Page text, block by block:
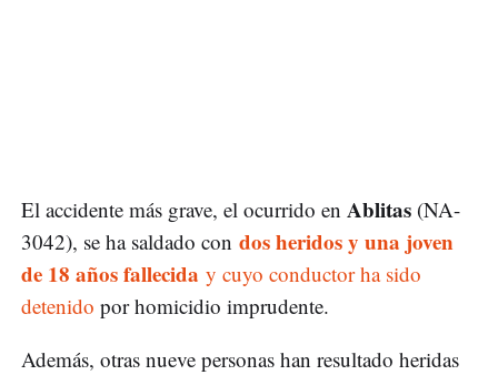
El accidente más grave, el ocurrido en Ablitas (NA-
3042), se ha saldado con dos heridos y una joven
de 18 años fallecida y cuyo conductor ha sido
detenido por homicidio imprudente.
Además, otras nueve personas han resultado heridas